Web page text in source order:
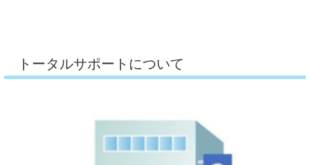
トータルサポートについて